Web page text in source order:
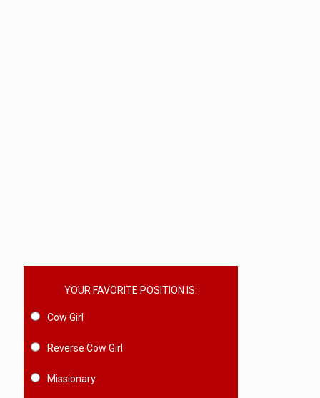
YOUR FAVORITE POSITION IS:
Cow Girl
Reverse Cow Girl
Missionary